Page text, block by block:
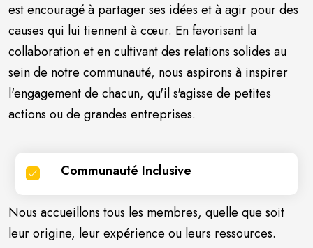
est encouragé à partager ses idées et à agir pour des
causes qui lui tiennent à cœur. En favorisant la
collaboration et en cultivant des relations solides au
sein de notre communauté, nous aspirons à inspirer
l'engagement de chacun, qu'il s'agisse de petites
actions ou de grandes entreprises.
Communauté Inclusive
Nous accueillons tous les membres, quelle que soit
leur origine, leur expérience ou leurs ressources.